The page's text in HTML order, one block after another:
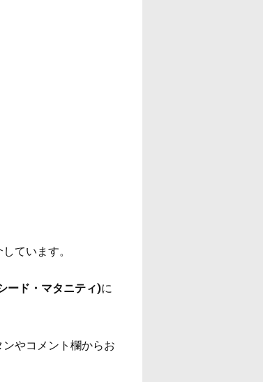
ています。
ード・マタニティ)に
やコメント欄からお